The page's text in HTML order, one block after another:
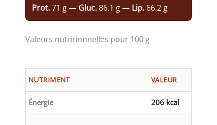
Prot.71 g — Gluc.86.1 g — Lip. 66.2 g
Valeurs nutritionnelles pour 100 g
NUTRIMENT VALEUR
Énergie 206 kcal